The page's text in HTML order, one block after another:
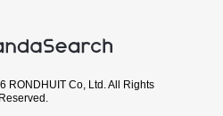
RONDHUIT Co, Ltd. All Rights
Reserved.